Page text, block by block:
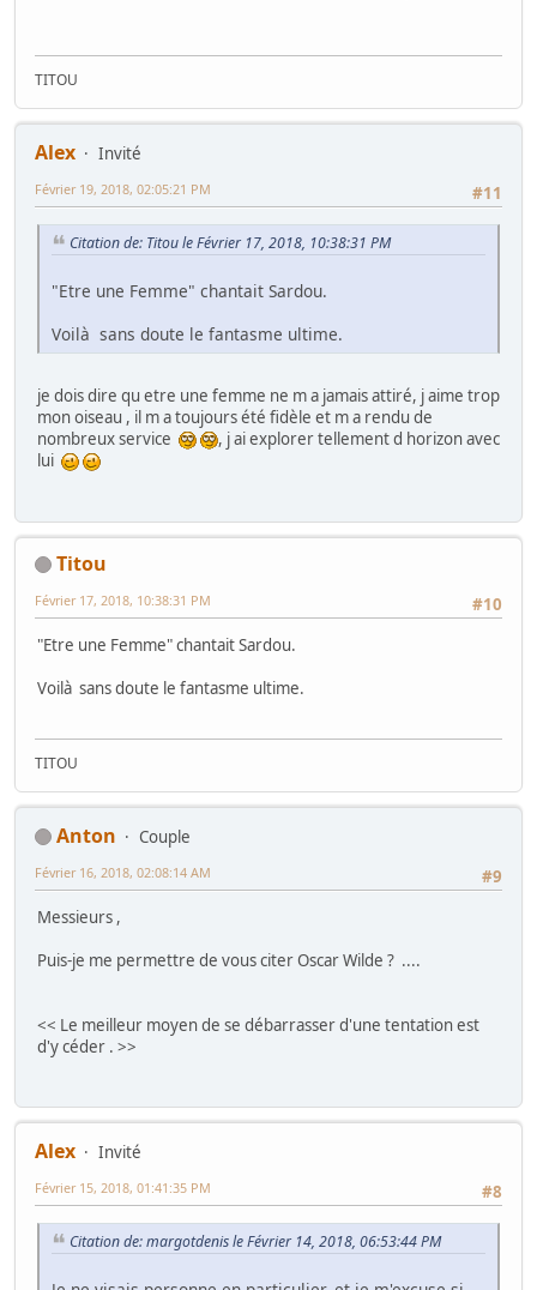
TITOU
Alex
Invité
#11
Février 19, 2018, 02:05:21 PM
Citation de: Titou le Février 17, 2018, 10:38:31 PM
"Etre une Femme" chantait Sardou.
Voilà sans doute le fantasme ultime.
je dois dire qu etre une femme ne m a jamais attiré, j aime trop
mon oiseau , il m a toujours été fidèle et m a rendu de
nombreux service
, j ai explorer tellement d horizon avec
lui
Titou
#10
Février 17, 2018, 10:38:31 PM
"Etre une Femme" chantait Sardou.
Voilà sans doute le fantasme ultime.
TITOU
Anton
Couple
#9
Février 16, 2018, 02:08:14 AM
Messieurs ,
Puis-je me permettre de vous citer Oscar Wilde ? ....
<< Le meilleur moyen de se débarrasser d'une tentation est
d'y céder . >>
Alex
Invité
#8
Février 15, 2018, 01:41:35 PM
Citation de: margotdenis le Février 14, 2018, 06:53:44 PM